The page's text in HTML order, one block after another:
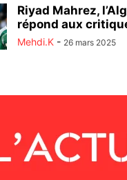
Riyad Mahrez,
répond aux
Mehdi.K - 26 mars 2025